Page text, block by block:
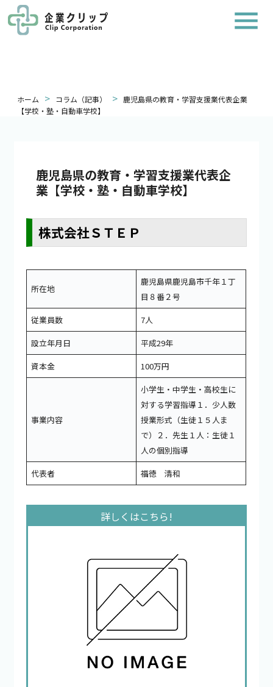
ホーム > コラム（記事） > 鹿児島県の教育・学習支援業代表企業
【学校・塾・自動車学校】
鹿児島県の教育・学習支援業代表企
業【学校・塾・自動車学校】
株式会社ＳＴＥＰ
所在地
鹿児島県鹿児島市千年１丁
目８番２号
従業員数
7人
設立年月日
平成29年
資本金
100万円
事業内容
小学生・中学生・高校生に
対する学習指導１．少人数
授業形式（生徒１５人ま
で）２．先生１人：生徒１
人の個別指導
代表者
福徳 清和